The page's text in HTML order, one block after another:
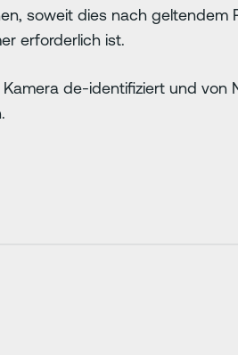
soweit dies nach geltendem
erforderlich ist.
de-identifiziert und